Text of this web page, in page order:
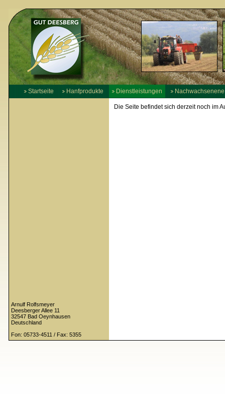
Startseite Hanfprodukte Dienstleistungen
Die Seite befindet sich derzeit noch im
Arnulf Rolfsmeyer
Deesberger Allee 11
32547 Bad Oeynhausen
Deutschland
Fon: 05733-4511 / Fax: 5355